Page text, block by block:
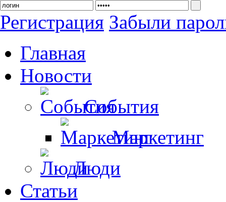
Регистрация Забыли
Главная
Новости
События
Маркетинг
Люди
Статьи